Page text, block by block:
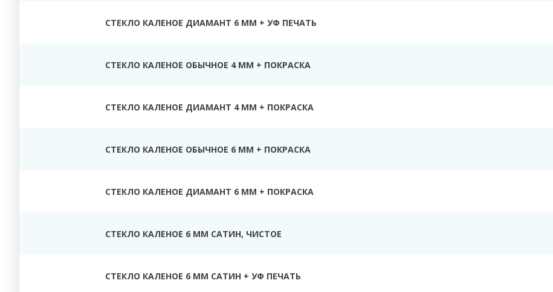
СТЕКЛО КАЛЕНОЕ ДИАМАНТ 6 ММ + УФ ПЕЧАТЬ
СТЕКЛО КАЛЕНОЕ ОБЫЧНОЕ 4 ММ + ПОКРАСКА
СТЕКЛО КАЛЕНОЕ ДИАМАНТ 4 ММ + ПОКРАСКА
СТЕКЛО КАЛЕНОЕ ОБЫЧНОЕ 6 ММ + ПОКРАСКА
СТЕКЛО КАЛЕНОЕ ДИАМАНТ 6 ММ + ПОКРАСКА
СТЕКЛО КАЛЕНОЕ 6 ММ САТИН, ЧИСТОЕ
СТЕКЛО КАЛЕНОЕ 6 ММ САТИН + УФ ПЕЧАТЬ